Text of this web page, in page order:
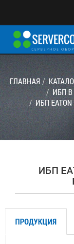
Telegram:
Тел: (90) 932-18-
ГЛАВНАЯ
ИБП
ИБП EATON
ИБП
ПРОДУКЦИЯ